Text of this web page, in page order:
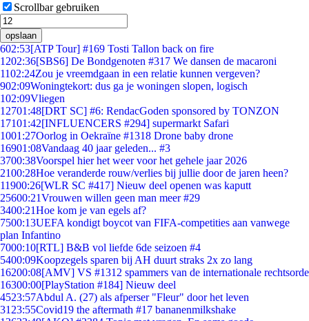
Scrollbar gebruiken
opslaan
602:53[ATP Tour] #169 Tosti Tallon back on fire
1202:36[SBS6] De Bondgenoten #317 We dansen de macaroni
1102:24Zou je vreemdgaan in een relatie kunnen vergeven?
902:09Woningtekort: dus ga je woningen slopen, logisch
102:09Vliegen
12701:48[DRT SC] #6: RendacGoden sponsored by TONZON
17101:42[INFLUENCERS #294] supermarkt Safari
1001:27Oorlog in Oekraïne #1318 Drone baby drone
16901:08Vandaag 40 jaar geleden... #3
3700:38Voorspel hier het weer voor het gehele jaar 2026
2100:28Hoe veranderde rouw/verlies bij jullie door de jaren heen?
11900:26[WLR SC #417] Nieuw deel openen was kaputt
25600:21Vrouwen willen geen man meer #29
3400:21Hoe kom je van egels af?
7500:13UEFA kondigt boycot van FIFA-competities aan vanwege
plan Infantino
7000:10[RTL] B&B vol liefde 6de seizoen #4
5400:09Koopzegels sparen bij AH duurt straks 2x zo lang
16200:08[AMV] VS #1312 spammers van de internationale rechtsorde
16300:00[PlayStation #184] Nieuw deel
4523:57Abdul A. (27) als afperser "Fleur" door het leven
31 23:55Covid19 the aftermath #17 bananenmilkshake